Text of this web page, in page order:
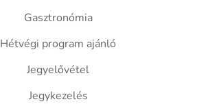
Gasztronómia
Hétvégi program ajánló
Jegyelővétel
Jegykezelés